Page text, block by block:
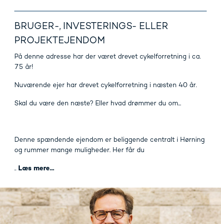
BRUGER-, INVESTERINGS- ELLER
PROJEKTEJENDOM
På denne adresse har der været drevet cykelforretning i ca.
75 år!
Nuværende ejer har drevet cykelforretning i næsten 40 år.
Skal du være den næste? Eller hvad drømmer du om...
Denne spændende ejendom er beliggende centralt i Hørning
og rummer mange muligheder. Her får du
.. Læs mere...